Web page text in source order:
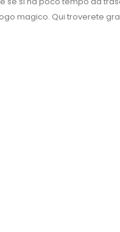
magico. Qui troverete